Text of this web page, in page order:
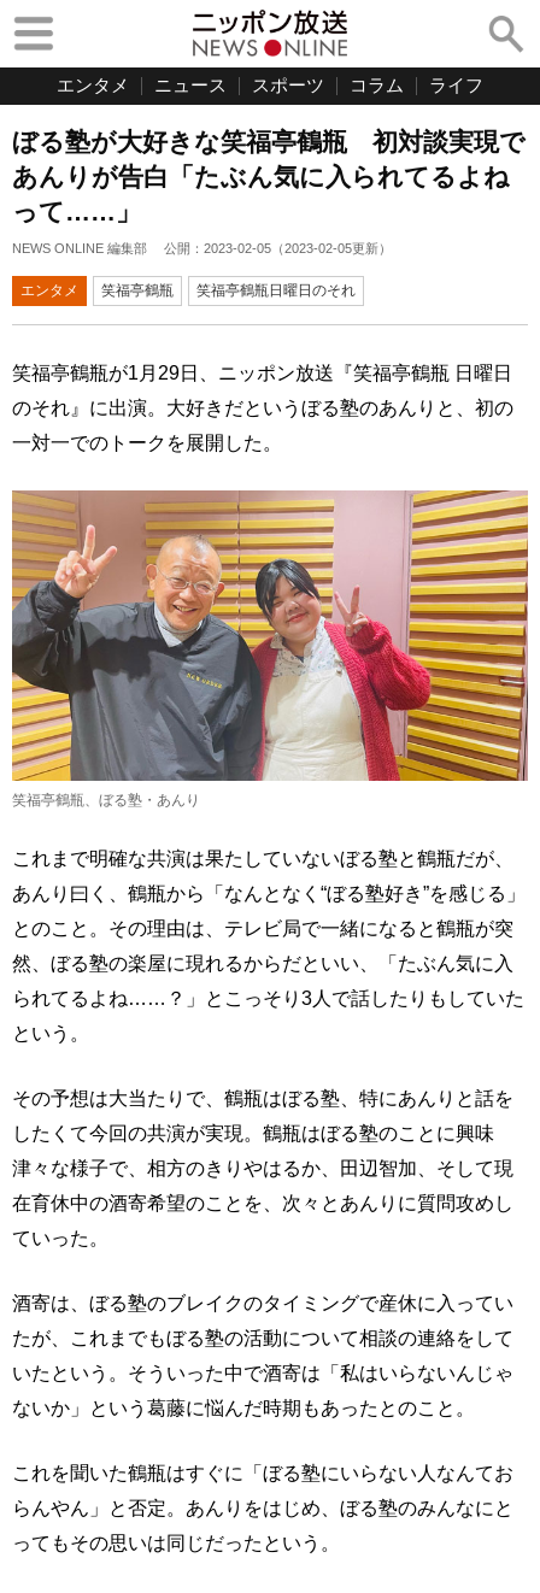
エンタメ ニュース スポーツ コラム ライフ
ぼる塾が大好きな笑福亭鶴瓶 初対談実現で
あんりが告白「たぶん気に入られてるよね
って……」
NEWS ONLINE 編集部 公開： 2023-02-05 （2023-02-05更新）
エンタメ 笑福亭鶴瓶 笑福亭鶴瓶日曜日のそれ
笑福亭鶴瓶が1月29日、ニッポン放送『笑福亭鶴瓶 日曜日
のそれ』に出演。大好きだというぼる塾のあんりと、初の
一対一でのトークを展開した。
笑福亭鶴瓶、ぼる塾・あんり
これまで明確な共演は果たしていないぼる塾と鶴瓶だが、
あんり曰く、鶴瓶から「なんとなく“ぼる塾好き”を感じる」
とのこと。その理由は、テレビ局で一緒になると鶴瓶が突
然、ぼる塾の楽屋に現れるからだといい、「たぶん気に入
られてるよね……？」とこっそり3人で話したりもしていた
という。
その予想は大当たりで、鶴瓶はぼる塾、特にあんりと話を
したくて今回の共演が実現。鶴瓶はぼる塾のことに興味
津々な様子で、相方のきりやはるか、田辺智加、そして現
在育休中の酒寄希望のことを、次々とあんりに質問攻めし
ていった。
酒寄は、ぼる塾のブレイクのタイミングで産休に入ってい
たが、これまでもぼる塾の活動について相談の連絡をして
いたという。そういった中で酒寄は「私はいらないんじゃ
ないか」という葛藤に悩んだ時期もあったとのこと。
これを聞いた鶴瓶はすぐに「ぼる塾にいらない人なんてお
らんやん」と否定。あんりをはじめ、ぼる塾のみんなにと
ってもその思いは同じだったという。